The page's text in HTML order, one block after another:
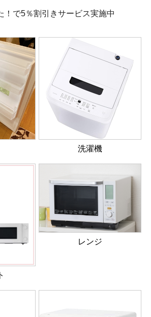
！で5％割引きサービス実施中
洗濯機
レンジ